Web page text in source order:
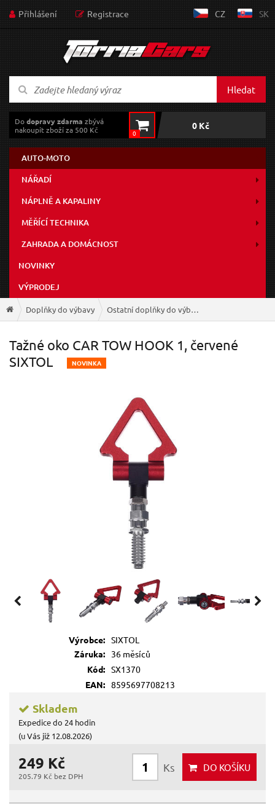
Přihlášení Registrace CZ SK
Hledat
Dodopravy zdarma zbývá
nakoupit zboží za 500 Kč
0
0 Kč
AUTO-MOTO
NÁŘADÍ
NÁPLNĚ A KAPALINY
MĚŘÍCÍ TECHNIKA
ZAHRADA A DOMÁCNOST
NOVINKY
VÝPRODEJ
Doplňky do výbavy Ostatní doplňky do výbavy
Tažné oko CAR TOW HOOK 1, červené
SIXTOL
NOVINKA
Výrobce: SIXTOL
Záruka:
36 měsíců
Kód: SX1370
EAN: 8595697708213
Skladem
Expedice do 24 hodin
(u Vás již 12.08.2026)
249 Kč
205.79 Kč bez DPH
Ks DO KOŠÍKU